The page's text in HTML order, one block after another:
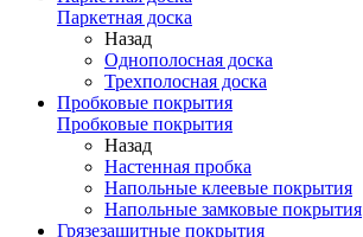
Паркетная доска
Назад
Однополосная доска
Трехполосная доска
Пробковые покрытия
Пробковые покрытия
Назад
Настенная пробка
Напольные клеевые покрытия
Напольные замковые покрытия
Грязезащитные покрытия